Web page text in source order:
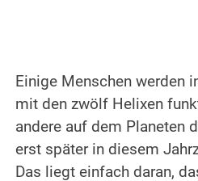
Einige Menschen werden
mit den zwölf Helixen
andere auf dem Planeten
erst später in diesem
Das liegt einfach daran,